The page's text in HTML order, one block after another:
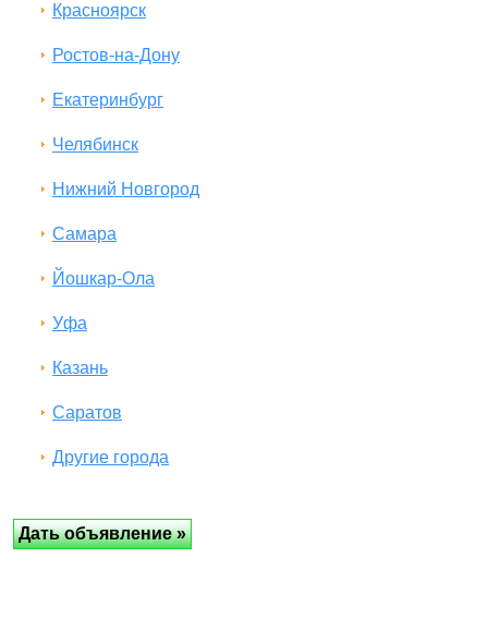
Красноярск
Ростов-на-Дону
Екатеринбург
Челябинск
Нижний Новгород
Самара
Йошкар-Ола
Уфа
Казань
Саратов
Другие города